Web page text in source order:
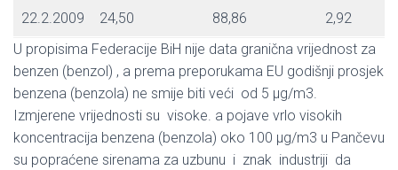
22.2.2009 24,50 88,86
2,92
U propisima Federacije BiH nije data granična vrijednost za
benzen (benzol) , a prema preporukama EU godišnji prosjek
benzena (benzola) ne smije biti veći od 5 μg/m3.
Izmjerene vrijednosti su visoke. a pojave vrlo visokih
koncentracija benzena (benzola) oko 100 μg/m3 u Pančevu
su popraćene sirenama za uzbunu i znak industriji da